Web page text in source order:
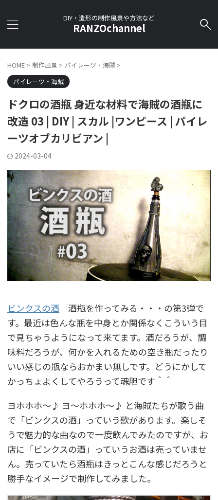
DIY・造形の制作風景や方法など
RANZOchannel
HOME > 制作風景 > パイレーツ・海賊 >
パイレーツ・海賊
ドクロの酒瓶 身近な材料で海賊の酒瓶に
改造 03 | DIY | スカル |ワンピース | パイレ
ーツオブカリビアン |
2024-03-04
ビンクスの酒 酒瓶を作ってみる・・・の第3弾で
す。最近は色んな瓶を中身とか関係なくこういう目
で見ちゃうようになって来てます。酒だろうが、調
味料だろうが、何かを入れるための空き瓶だったり
いい感じの瓶ならおかまい無しです。どうにかして
かっちょよくしてやろうって魂胆です＾＾
ヨホホホ〜♪ ヨ〜ホホホ〜♪ と海賊たちが歌う曲
で「ビンクスの酒」っていう歌があります。楽しそ
うで魅力的な曲なので一度飲んでみたのですが、お
店に「ビンクスの酒」っていうお酒は売っていませ
ん。売っていたら酒瓶はきっとこんな感じだろうと
勝手なイメージで制作してみました。